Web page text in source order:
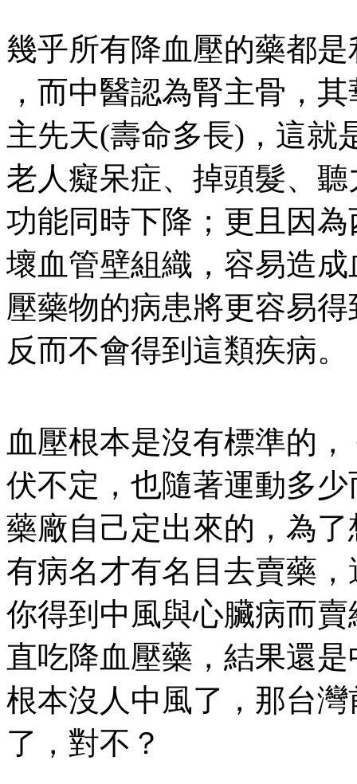
幾乎所有降血壓的藥都
，而中醫認為腎主骨，
主先天(壽命多長)，這就
老人癡呆症、掉頭髮、
功能同時下降；更且因
壞血管壁組織，容易造
壓藥物的病患將更容易
反而不會得到這類疾病。
血壓根本是沒有標準的
伏不定，也隨著運動多
藥廠自己定出來的，為
有病名才有名目去賣藥
你得到中風與心臟病而
直吃降血壓藥，結果還
根本沒人中風了，那台
了，對不？